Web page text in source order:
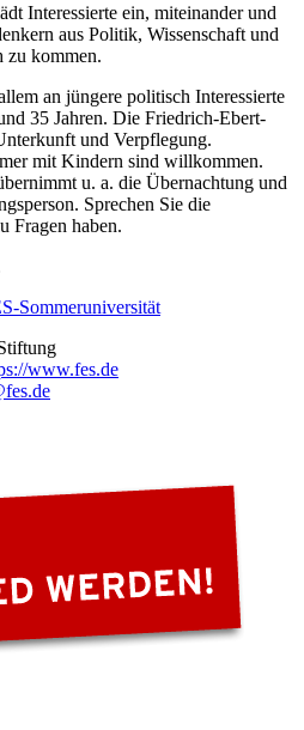
Interessierte ein, miteinander und
aus Politik, Wissenschaft und
zu kommen.
an jüngere politisch Interessierte
35 Jahren. Die Friedrich-Ebert-
und Verpflegung.
mit Kindern sind willkommen.
u. a. die Übernachtung und
Sprechen Sie die
Fragen haben.
Sommeruniversität
www.fes.de